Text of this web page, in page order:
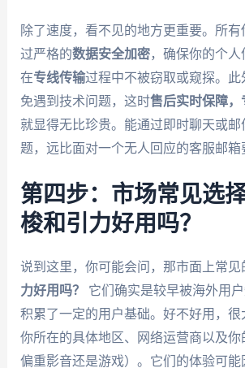
除了速度，看不见的地方更重要。所
过严格的数据安全加密，确保你的个人
在专线传输过程中不被窃取或窥探。此
免遇到技术问题，这时售后实时保障，
就显得无比珍贵。能通过即时聊天或邮
题，远比面对一个无人回应的客服邮箱
第四步：市场常见选
梭和引力好用吗？
说到这里，你可能会问，那市面上常见
力好用吗？
它们确实是较早被海外用
积累了一定的用户基础。好不好用，很
你所在的具体地区、网络运营商以及你
偏重影音还是游戏）。它们的体验可能